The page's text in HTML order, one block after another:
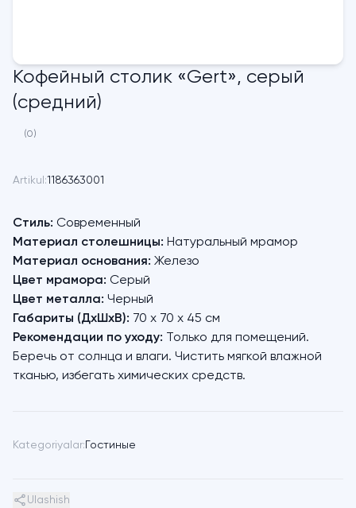
Кофейный столик «Gert», серый
(средний)
(0)
Artikul:1186363001
Стиль: Современный
Материал столешницы: Натуральный мрамор
Материал основания: Железо
Цвет мрамора: Серый
Цвет металла: Черный
Габариты (ДхШхВ): 70 х 70 х 45 см
Рекомендации по уходу: Только для помещений.
Беречь от солнца и влаги. Чистить мягкой влажной
тканью, избегать химических средств.
Kategoriyalar: Гостиные
Ulashish